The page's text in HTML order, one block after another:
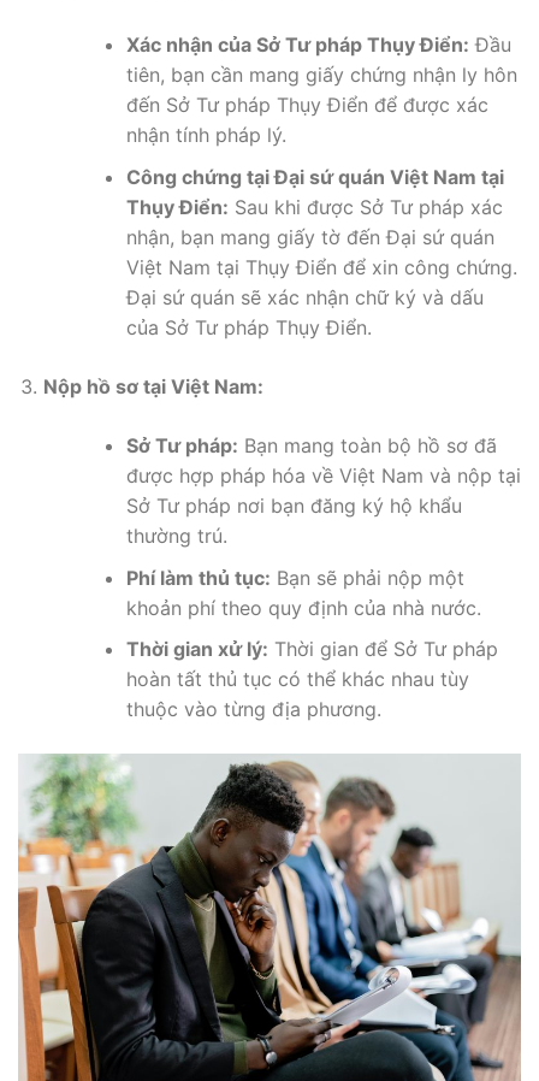
Xác nhận của Sở Tư pháp Thụy Điển: Đầu
tiên, bạn cần mang giấy chứng nhận ly hôn
đến Sở Tư pháp Thụy Điển để được xác
nhận tính pháp lý.
Công chứng tại Đại sứ quán Việt Nam tại
Thụy Điển: Sau khi được Sở Tư pháp xác
nhận, bạn mang giấy tờ đến Đại sứ quán
Việt Nam tại Thụy Điển để xin công chứng.
Đại sứ quán sẽ xác nhận chữ ký và dấu
của Sở Tư pháp Thụy Điển.
Nộp hồ sơ tại Việt Nam:
Sở Tư pháp: Bạn mang toàn bộ hồ sơ đã
được hợp pháp hóa về Việt Nam và nộp tại
Sở Tư pháp nơi bạn đăng ký hộ khẩu
thường trú.
Phí làm thủ tục: Bạn sẽ phải nộp một
khoản phí theo quy định của nhà nước.
Thời gian xử lý: Thời gian để Sở Tư pháp
hoàn tất thủ tục có thể khác nhau tùy
thuộc vào từng địa phương.